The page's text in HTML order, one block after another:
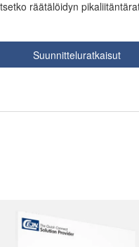
räätälöidyn
Suunnitteluratkaisut